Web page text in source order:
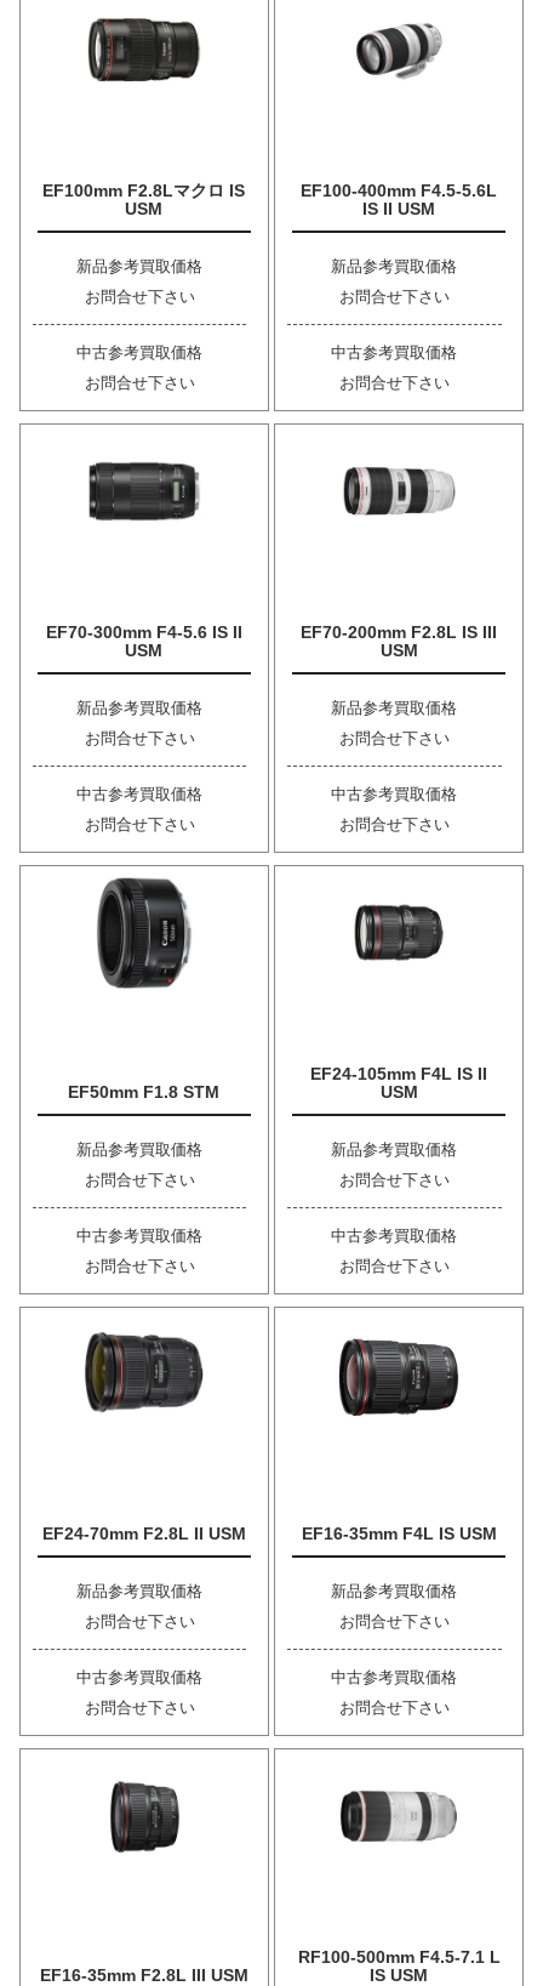
EF100mm F2.8Lマクロ IS
USM
新品参考買取価格
お問合せ下さい
中古参考買取価格
お問合せ下さい
EF100-400mm F4.5-5.6L
IS II USM
新品参考買取価格
お問合せ下さい
中古参考買取価格
お問合せ下さい
EF70-300mm F4-5.6 IS II
USM
新品参考買取価格
お問合せ下さい
中古参考買取価格
お問合せ下さい
EF70-200mm F2.8L IS III
USM
新品参考買取価格
お問合せ下さい
中古参考買取価格
お問合せ下さい
EF50mm F1.8 STM
新品参考買取価格
お問合せ下さい
中古参考買取価格
お問合せ下さい
EF24-105mm F4L IS II
USM
新品参考買取価格
お問合せ下さい
中古参考買取価格
お問合せ下さい
EF24-70mm F2.8L II USM
新品参考買取価格
お問合せ下さい
中古参考買取価格
お問合せ下さい
EF16-35mm F4L IS USM
新品参考買取価格
お問合せ下さい
中古参考買取価格
お問合せ下さい
EF16-35mm F2.8L III USM
RF100-500mm F4.5-7.1 L
IS USM